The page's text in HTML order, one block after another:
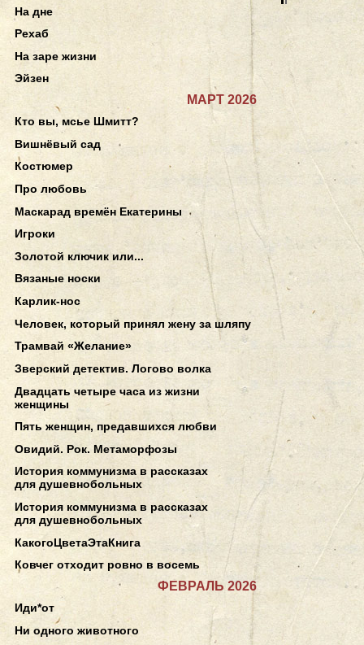
На дне
Рехаб
На заре жизни
Эйзен
МАРТ 2026
Кто вы, мсье Шмитт?
Вишнёвый сад
Костюмер
Про любовь
Маскарад времён Екатерины
Игроки
Золотой ключик или...
Вязаные носки
Карлик-нос
Человек, который принял жену за шляпу
Трамвай «Желание»
Зверский детектив. Логово волка
Двадцать четыре часа из жизни
женщины
Пять женщин, предавшихся любви
Овидий. Рок. Метаморфозы
История коммунизма в рассказах
для душевнобольных
История коммунизма в рассказах
для душевнобольных
КакогоЦветаЭтаКнига
Ковчег отходит ровно в восемь
ФЕВРАЛЬ 2026
Иди*от
Ни одного животного